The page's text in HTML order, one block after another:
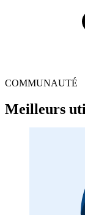
COMMUNAUTÉ
Meilleurs